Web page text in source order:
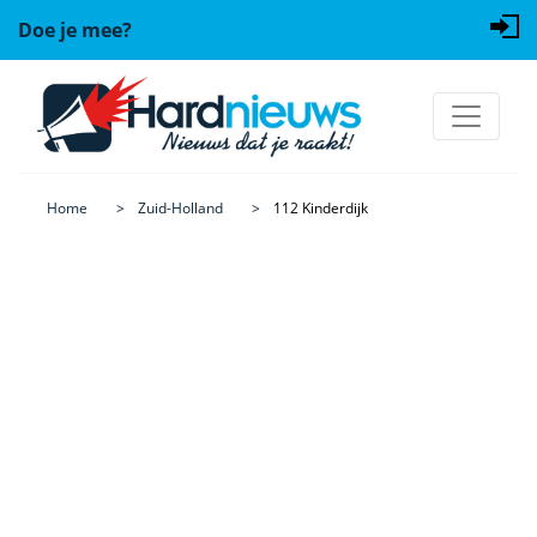
Doe je mee?
Home Zuid-Holland 112 Kinderdijk